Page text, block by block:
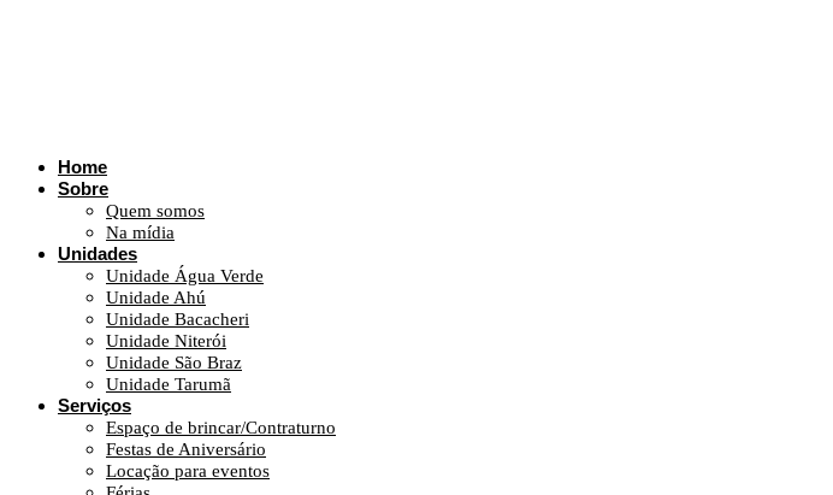
Home
Sobre
Quem somos
Na mídia
Unidades
Unidade Água Verde
Unidade Ahú
Unidade Bacacheri
Unidade Niterói
Unidade São Braz
Unidade Tarumã
Serviços
Espaço de brincar/Contraturno
Festas de Aniversário
Locação para eventos